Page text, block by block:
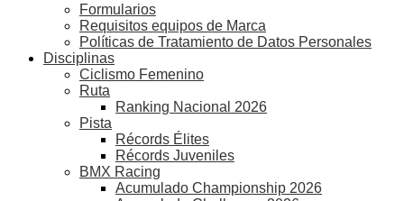
Formularios
Requisitos equipos de Marca
Políticas de Tratamiento de Datos Personales
Disciplinas
Ciclismo Femenino
Ruta
Ranking Nacional 2026
Pista
Récords Élites
Récords Juveniles
BMX Racing
Acumulado Championship 2026